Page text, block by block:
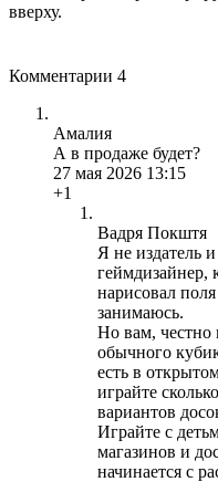
вверху.
Комментарии 4
Амалия
А в продаже будет?
27 мая 2026 13:15
+1
Вадря Покштя
Я не издатель
геймдизайнер,
нарисовал
занимаюсь.
Но вам, честно
обычного
есть в
играйте
вариантов
Играйте с
магазинов и
начинается с